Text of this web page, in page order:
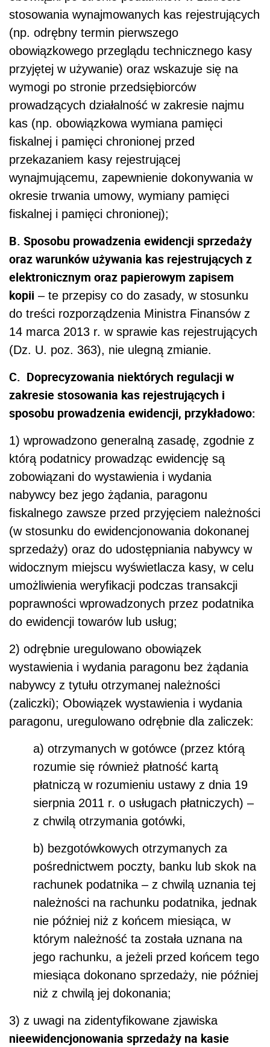
stosowania wynajmowanych kas rejestrujących
(np. odrębny termin pierwszego
obowiązkowego przeglądu technicznego kasy
przyjętej w używanie) oraz wskazuje się na
wymogi po stronie przedsiębiorców
prowadzących działalność w zakresie najmu
kas (np. obowiązkowa wymiana pamięci
fiskalnej i pamięci chronionej przed
przekazaniem kasy rejestrującej
wynajmującemu, zapewnienie dokonywania w
okresie trwania umowy, wymiany pamięci
fiskalnej i pamięci chronionej);
B. Sposobu prowadzenia ewidencji sprzedaży
oraz warunków używania kas rejestrujących z
elektronicznym oraz papierowym zapisem
kopii – te przepisy co do zasady, w stosunku
do treści rozporządzenia Ministra Finansów z
14 marca 2013 r. w sprawie kas rejestrujących
(Dz. U. poz. 363), nie ulegną zmianie.
C. Doprecyzowania niektórych regulacji w
zakresie stosowania kas rejestrujących i
sposobu prowadzenia ewidencji, przykładowo:
1) wprowadzono generalną zasadę, zgodnie z
którą podatnicy prowadząc ewidencję są
zobowiązani do wystawienia i wydania
nabywcy bez jego żądania, paragonu
fiskalnego zawsze przed przyjęciem należności
(w stosunku do ewidencjonowania dokonanej
sprzedaży) oraz do udostępniania nabywcy w
widocznym miejscu wyświetlacza kasy, w celu
umożliwienia weryfikacji podczas transakcji
poprawności wprowadzonych przez podatnika
do ewidencji towarów lub usług;
2) odrębnie uregulowano obowiązek
wystawienia i wydania paragonu bez żądania
nabywcy z tytułu otrzymanej należności
(zaliczki); Obowiązek wystawienia i wydania
paragonu, uregulowano odrębnie dla zaliczek:
a) otrzymanych w gotówce (przez którą
rozumie się również płatność kartą
płatniczą w rozumieniu ustawy z dnia 19
sierpnia 2011 r. o usługach płatniczych) –
z chwilą otrzymania gotówki,
b) bezgotówkowych otrzymanych za
pośrednictwem poczty, banku lub skok na
rachunek podatnika – z chwilą uznania tej
należności na rachunku podatnika, jednak
nie później niż z końcem miesiąca, w
którym należność ta została uznana na
jego rachunku, a jeżeli przed końcem tego
miesiąca dokonano sprzedaży, nie później
niż z chwilą jej dokonania;
3) z uwagi na zidentyfikowane zjawiska
nieewidencjonowania sprzedaży na kasie